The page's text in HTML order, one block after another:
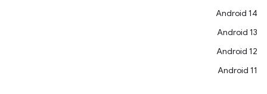
Android 14
Android 13
Android 12
Android 11